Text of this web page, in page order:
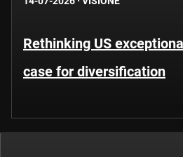
Rethinking US
case for diversification